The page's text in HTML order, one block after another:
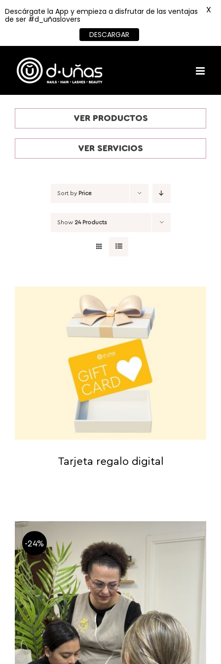
content
VER PRODUCTOS
VER SERVICIOS
Sort by Price
Show 24 Products
Tarjeta regalo digital
-24%
Descárgate la App y empieza a disfrutar de las ventajas
de ser #d_uñaslovers
DESCARGAR
X